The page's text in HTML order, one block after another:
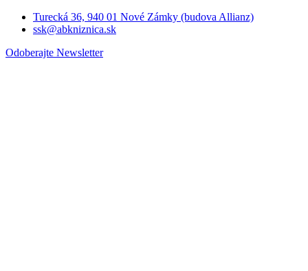
Turecká 36, 940 01 Nové Zámky (budova Allianz)
ssk@abkniznica.sk
Odoberajte Newsletter